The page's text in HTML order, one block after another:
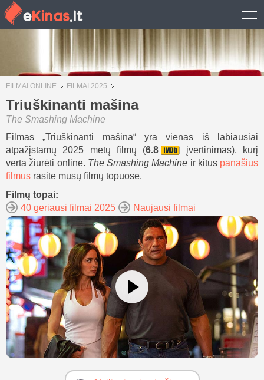
FILMAI ONLINE FILMAI 2025
Triuškinanti mašina
The Smashing Machine
Filmas „Triuškinanti mašina“ yra vienas iš labiausiai
atpažįstamų 2025 metų filmų (6.8
įvertinimas), kurį
verta žiūrėti online. The Smashing Machine ir kitus panašius
filmus rasite mūsų filmų topuose.
Filmų topai:
40 geriausi filmai 2025
Naujausi filmai